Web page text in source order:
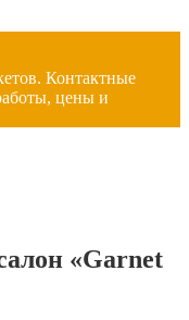
Контактные
цены и
«Garnet